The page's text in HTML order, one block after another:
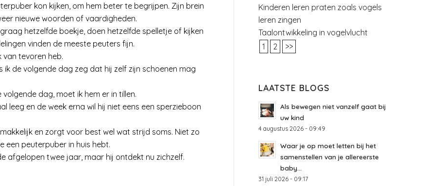
kon kijken, om hem beter te begrijpen. Zijn brein
nieuwe woorden of vaardigheden.
hetzelfde boekje, doen hetzelfde spelletje of kijken
vinden de meeste peuters fijn.
tevoren heb.
ik de volgende dag zeg dat hij zelf zijn schoenen mag
dag, moet ik hem er in tillen.
leeg en de week erna wil hij niet eens een sperzieboon
en zorgt voor best wel wat strijd soms. Niet zo
een peuterpuber in huis hebt.
afgelopen twee jaar, maar hij ontdekt nu zichzelf.
Kinderen leren praten zoals vogels
leren zingen
Taalontwikkeling in vogelvlucht
1
2 >>
LAATSTE BLOGS
Als bewegen niet vanzelf gaat bij
uw kind
4 augustus 2026 - 09:49
Waar je op moet letten bij het
samenstellen van je allereerste
baby...
31 juli 2026 - 09:17